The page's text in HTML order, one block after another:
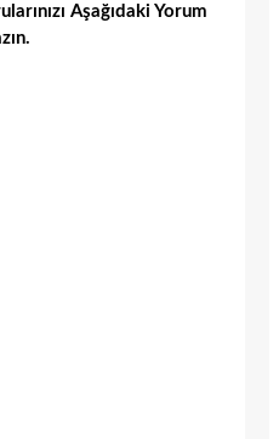
Aşağıdaki Yorum